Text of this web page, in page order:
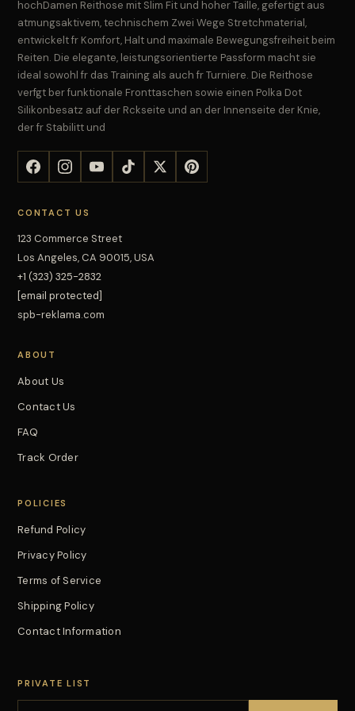
hochDamen Reithose mit Slim Fit und hoher Taille, gefertigt aus
atmungsaktivem, technischem Zwei Wege Stretchmaterial,
entwickelt fr Komfort, Halt und maximale Bewegungsfreiheit beim
Reiten. Die elegante, leistungsorientierte Passform macht sie
ideal sowohl fr das Training als auch fr Turniere. Die Reithose
verfgt ber funktionale Fronttaschen sowie einen Polka Dot
Silikonbesatz auf der Rckseite und an der Innenseite der Knie,
der fr Stabilitt und
CONTACT US
123 Commerce Street
Los Angeles, CA 90015, USA
+1 (323) 325-2832
[email protected]
spb-reklama.com
ABOUT
About Us
Contact Us
FAQ
Track Order
POLICIES
Refund Policy
Privacy Policy
Terms of Service
Shipping Policy
Contact Information
PRIVATE LIST